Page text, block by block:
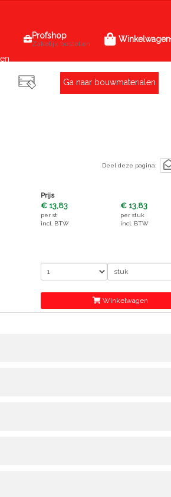
Profshop
Zakelijk bestellen Winkelwagen
Ga naar bouwmaterialen
Deel deze pagina:
Prijs
€ 13,83
per st
incl. BTW
€ 13,83
per stuk
incl. BTW
Winkelwagen